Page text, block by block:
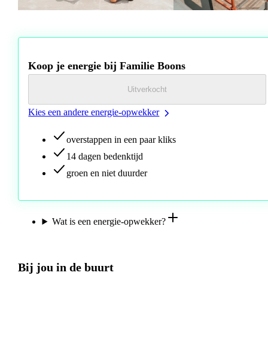
Koop je energie bij Familie Boons
Uitverkocht
Kies een andere energie-opwekker
overstappen in een paar kliks
14 dagen bedenktijd
groen en niet duurder
Wat is een energie-opwekker?
Bij jou in de buurt